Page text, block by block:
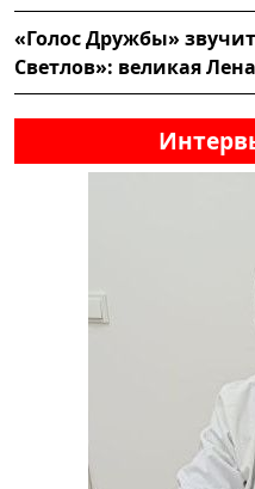
«Голос Дружбы»
Светлов»: великая